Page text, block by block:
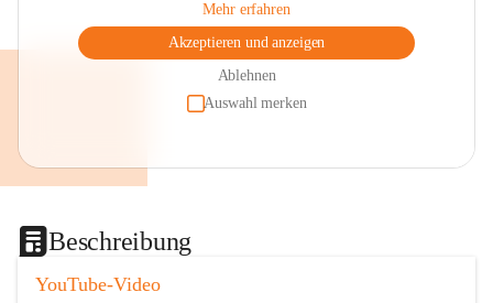
Mehr erfahren
Akzeptieren und anzeigen
Ablehnen
Auswahl merken
Beschreibung
YouTube-Video